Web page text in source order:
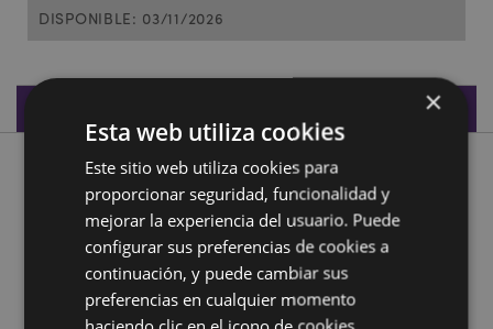
DISPONIBLE: 03/11/2026
Descripción de Producto
Figuras de Colección Caballeros del Castillo Medieval
Material: Resina
Información complementaria:
×
Esta web utiliza cookies
Este sitio web utiliza cookies para
proporcionar seguridad, funcionalidad y
mejorar la experiencia del usuario. Puede
configurar sus preferencias de cookies a
continuación, y puede cambiar sus
preferencias en cualquier momento